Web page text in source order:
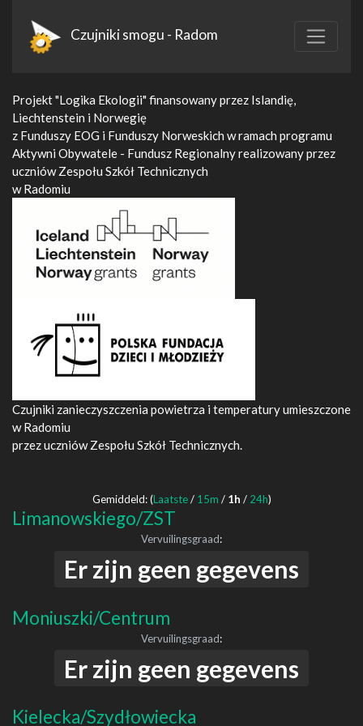
Czujniki smogu - Radom
Projekt "Logika Ekologii" finansowany przez Islandię,
Liechtenstein i Norwegię
z Funduszy EOG i Funduszy Norweskich w ramach programu
Aktywni Obywatele - Fundusz Regionalny realizowany przez
uczniów Zespołu Szkół Technicznych
w Radomiu
Czujniki zanieczyszczenia powietrza i temperatury umieszczone
w Radomiu
przez uczniów Zespołu Szkół Technicznych.
Gemiddeld: (Laatste/ 15m / 1h / 24h)
Limanowskiego/ZST
Vervuilingsgraad:
Er zijn geen gegevens
Moniuszki/Centrum
Vervuilingsgraad:
Er zijn geen gegevens
Kielecka/Szydłowiecka